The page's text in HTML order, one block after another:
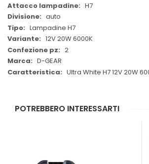
H7
auto
Lampadine H7
12V 20W 6000K
2
D-GEAR
Ultra White H7 12V 20W
POTREBBERO INTERESSARTI